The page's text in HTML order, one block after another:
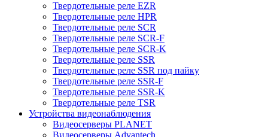
Твердотельные реле EZR
Твердотельные реле HPR
Твердотельные реле SCR
Твердотельные реле SCR-F
Твердотельные реле SCR-K
Твердотельные реле SSR
Твердотельные реле SSR под пайку
Твердотельные реле SSR-F
Твердотельные реле SSR-K
Твердотельные реле TSR
Устройства видеонаблюдения
Видеосерверы PLANET
Видеосерверы Advantech